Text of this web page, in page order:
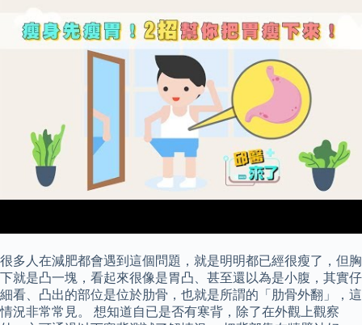
很多人在減肥都會遇到這個問題，就是明明都已經很瘦了，但胸
下就是凸一塊，看起來很像是胃凸、甚至還以為是小腹，其實仔
細看、凸出的部位是位於肋骨，也就是所謂的「肋骨外翻」，這
情況非常常見。 想知道自已是否有寒背，除了在外觀上觀察